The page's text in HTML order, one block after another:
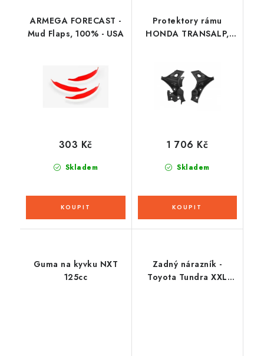
ARMEGA FORECAST -
Mud Flaps, 100% - USA
Skladem
303 Kč
Protektory rámu
HONDA TRANSALP,
Skladem
1 706 Kč
Guma na kyvku NXT
125cc
Zadný nárazník -
Toyota Tundra XXL